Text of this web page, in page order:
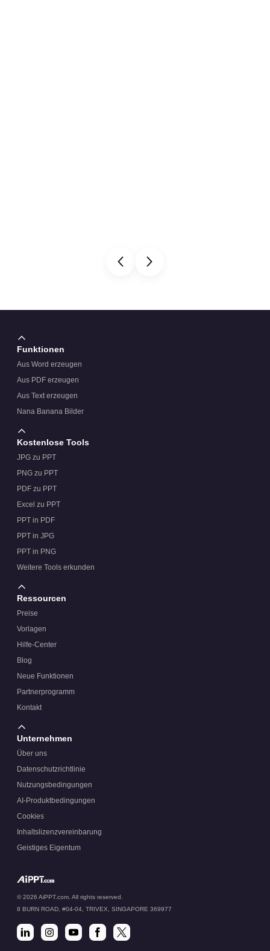
Funktionen
Aus Word erzeugen
Aus PDF erzeugen
Aus Text erzeugen
Nana Banana Bilder
Kostenlose Tools
JPG zu PPT
PNG zu PPT
PDF zu PPT
Excel zu PPT
PPT in PDF
PPT in JPG
PPT in PNG
Weitere Tools erkunden
Ressourcen
Preise
Vorlagen
Hilfe-Center
Blog
Neue Funktionen
Partnerprogramm
Kontakt
Unternehmen
Über uns
Datenschutzrichtlinie
Nutzungsbedingungen
AI-Produktbedingungen
Cookies
Inhaltslizenzvereinbarung
Geistiges Eigentum
© 2026 AiPPT.com. All rights reserved.
8 BURN ROAD, #04-04, TRIVEX, SINGAPORE 369977